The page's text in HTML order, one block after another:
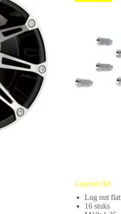
Lug nut flat
Lug nut flat
16 stuks